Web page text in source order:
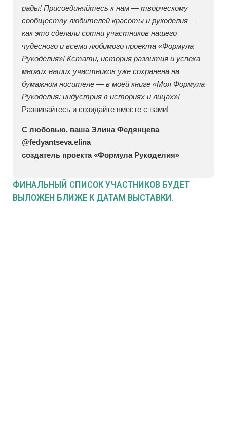
рады! Присоединяйтесь к нам — творческому
сообществу любителей красоты и рукоделия —
как это сделали сотни участников нашего
чудесного и всеми любимого проекта «Формула
Рукоделия»! Кстати, история развития и успеха
многих наших участников уже сохранена на
бумажном носителе — в моей книге «Моя Формула
Рукоделия: индустрия в историях и лицах»!
Развивайтесь и созидайте вместе с нами!
С любовью, ваша Элина Федянцева
@fedyantseva.elina
создатель проекта «Формула Рукоделия»
ФИНАЛЬНЫЙ СПИСОК УЧАСТНИКОВ БУДЕТ
ВЫЛОЖЕН БЛИЖЕ К ДАТАМ ВЫСТАВКИ.